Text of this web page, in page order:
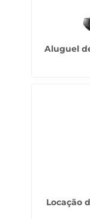
Aluguel
Locação